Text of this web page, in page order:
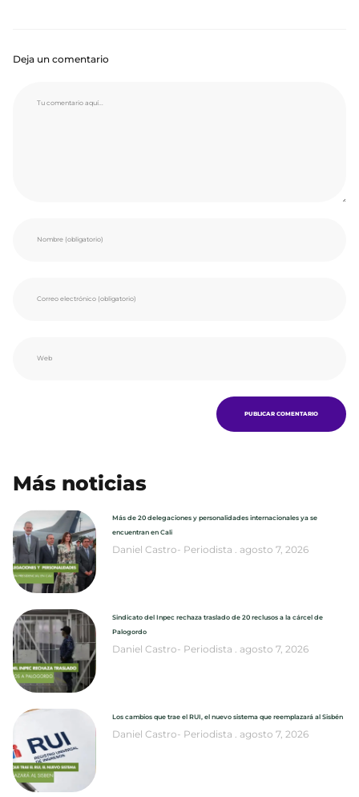
Deja un comentario
Más noticias
Más de 20 delegaciones y personalidades internacionales ya se
encuentran en Cali
Daniel Castro- Periodista agosto 7, 2026
Sindicato del Inpec rechaza traslado de 20 reclusos a la cárcel de
Palogordo
Daniel Castro- Periodista agosto 7, 2026
Los cambios que trae el RUI, el nuevo sistema que reemplazará al Sisbén
Daniel Castro- Periodista agosto 7, 2026